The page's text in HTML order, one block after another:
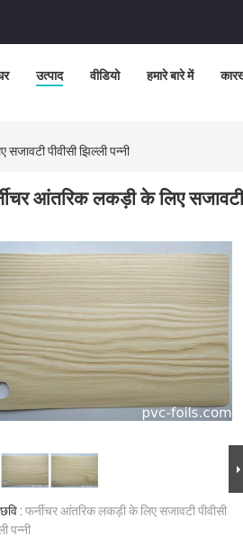
उत्पाद वीडियो हमारे बारे में
पीवीसी झिल्ली पन्नी
आंतरिक लकड़ी के लिए सजावटी
: फर्नीचर आंतरिक लकड़ी के लिए सजावटी पीवीसी
पन्नी